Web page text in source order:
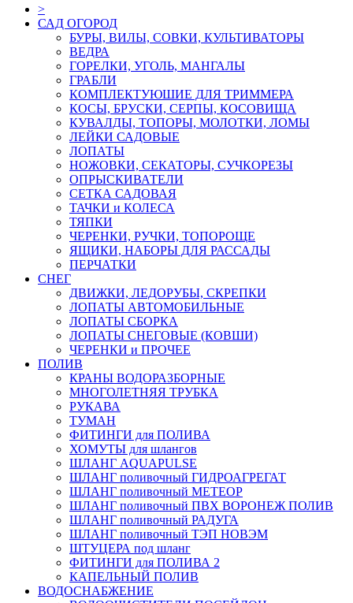
>
САД ОГОРОД
БУРЫ, ВИЛЫ, СОВКИ, КУЛЬТИВАТОРЫ
ВЕДРА
ГОРЕЛКИ, УГОЛЬ, МАНГАЛЫ
ГРАБЛИ
КОМПЛЕКТУЮШИЕ ДЛЯ ТРИММЕРА
КОСЫ, БРУСКИ, СЕРПЫ, КОСОВИЩА
КУВАЛДЫ, ТОПОРЫ, МОЛОТКИ, ЛОМЫ
ЛЕЙКИ САДОВЫЕ
ЛОПАТЫ
НОЖОВКИ, СЕКАТОРЫ, СУЧКОРЕЗЫ
ОПРЫСКИВАТЕЛИ
СЕТКА САДОВАЯ
ТАЧКИ и КОЛЕСА
ТЯПКИ
ЧЕРЕНКИ, РУЧКИ, ТОПОРОЩЕ
ЯЩИКИ, НАБОРЫ ДЛЯ РАССАДЫ
ПЕРЧАТКИ
СНЕГ
ДВИЖКИ, ЛЕДОРУБЫ, СКРЕПКИ
ЛОПАТЫ АВТОМОБИЛЬНЫЕ
ЛОПАТЫ СБОРКА
ЛОПАТЫ СНЕГОВЫЕ (КОВШИ)
ЧЕРЕНКИ и ПРОЧЕЕ
ПОЛИВ
КРАНЫ ВОДОРАЗБОРНЫЕ
МНОГОЛЕТНЯЯ ТРУБКА
РУКАВА
ТУМАН
ФИТИНГИ для ПОЛИВА
ХОМУТЫ для шлангов
ШЛАНГ AQUAPULSE
ШЛАНГ поливочный ГИДРОАГРЕГАТ
ШЛАНГ поливочный МЕТЕОР
ШЛАНГ поливочный ПВХ ВОРОНЕЖ ПОЛИВ
ШЛАНГ поливочный РАДУГА
ШЛАНГ поливочный ТЭП НОВЭМ
ШТУЦЕРА под шланг
ФИТИНГИ для ПОЛИВА 2
КАПЕЛЬНЫЙ ПОЛИВ
ВОДОСНАБЖЕНИЕ